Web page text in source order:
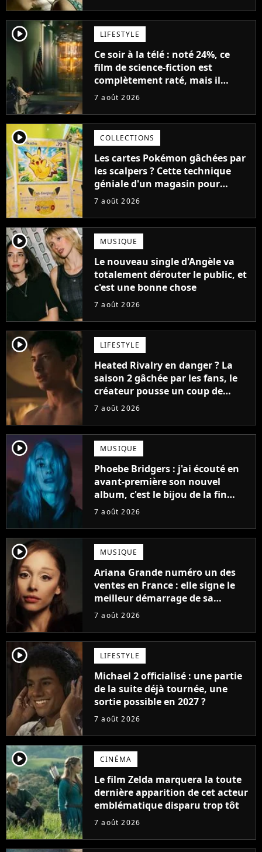
player2 LIFESTYLE
Ce soir à la télé : noté 24%, ce
film de science-fiction est
complètement raté, mais il
aurait pu être encore pire à
7 août 2026
player2 COLLECTIONS
Les cartes Pokémon gâchées par
les scalpers ? Cette technique
géniale d'un magasin pour
ruiner les revendeurs
7 août 2026
player2 MUSIQUE
Le nouveau single d'Angèle va
totalement dérouter le public, et
c'est une bonne chose
7 août 2026
player2 LIFESTYLE
Heated Rivalry en danger ? La
saison 2 gâchée par les fans, le
créateur pousse un coup de
gueule
7 août 2026
player2 MUSIQUE
Phoebe Bridgers : j'ai écouté en
avant-première son nouvel
album, c'est le bijou de la fin
d'été
7 août 2026
player2 MUSIQUE
Ariana Grande numéro un des
ventes en France : elle signe le
meilleur démarrage de sa
carrière avec son album Petal
7 août 2026
player2 LIFESTYLE
Michael 2 officialisé : une partie
de la suite déjà tournée, une
sortie possible en 2027 ?
7 août 2026
player2 CINÉMA
Le film Zelda marquera la toute
dernière apparition de cet acteur
emblématique disparu trop tôt
7 août 2026